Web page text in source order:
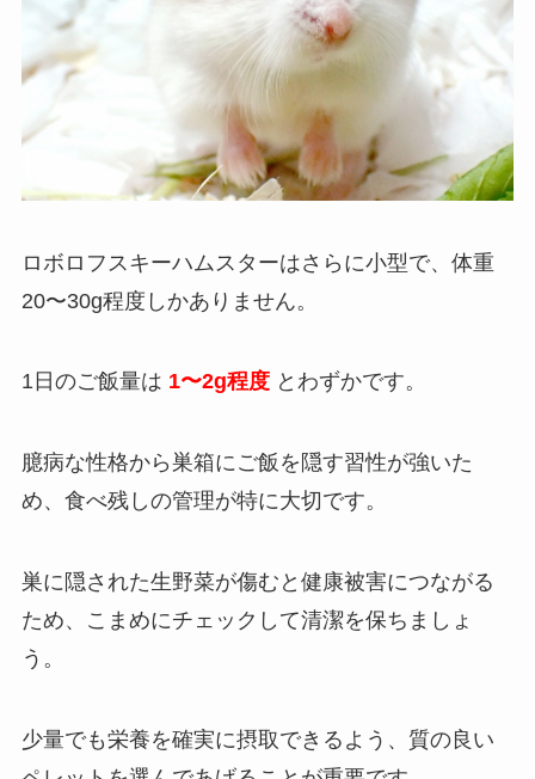
ロボロフスキーハムスターはさらに小型で、体重
20〜30g程度しかありません。
1日のご飯量は 1〜2g程度とわずかです。
臆病な性格から巣箱にご飯を隠す習性が強いた
め、食べ残しの管理が特に大切です。
巣に隠された生野菜が傷むと健康被害につながる
ため、こまめにチェックして清潔を保ちましょ
う。
少量でも栄養を確実に摂取できるよう、質の良い